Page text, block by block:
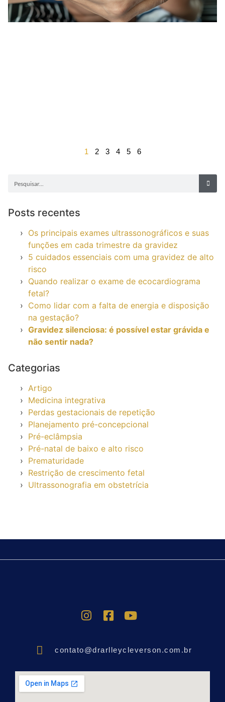
1 2 3 4 5 6
Posts recentes
Os principais exames ultrassonográficos e suas
funções em cada trimestre da gravidez
5 cuidados essenciais com uma gravidez de alto
risco
Quando realizar o exame de ecocardiograma
fetal?
Como lidar com a falta de energia e disposição
na gestação?
Gravidez silenciosa: é possível estar grávida e
não sentir nada?
Categorias
Artigo
Medicina integrativa
Perdas gestacionais de repetição
Planejamento pré-concepcional
Pré-eclâmpsia
Pré-natal de baixo e alto risco
Prematuridade
Restrição de crescimento fetal
Ultrassonografia em obstetrícia
contato@drarlleycleverson.com.br